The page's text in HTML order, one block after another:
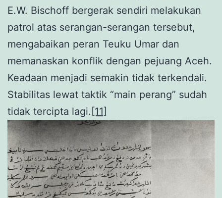
E.W. Bischoff bergerak sendiri melakukan
patrol atas serangan-serangan tersebut,
mengabaikan peran Teuku Umar dan
memanaskan konflik dengan pejuang Aceh.
Keadaan menjadi semakin tidak terkendali.
Stabilitas lewat taktik “main perang” sudah
tidak tercipta lagi. [11]